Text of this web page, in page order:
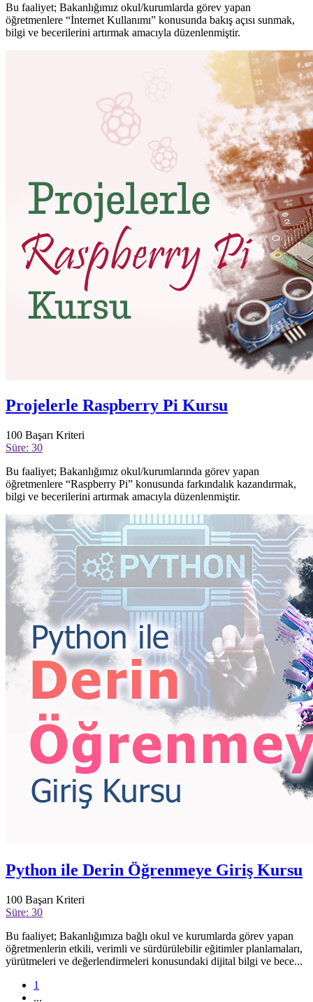
Bu faaliyet; Bakanlığımız okul/kurumlarda görev yapan
öğretmenlere “İnternet Kullanımı” konusunda bakış açısı sunmak,
bilgi ve becerilerini artırmak amacıyla düzenlenmiştir.
Projelerle Raspberry Pi Kursu
100 Başarı Kriteri
Süre: 30
Bu faaliyet; Bakanlığımız okul/kurumlarında görev yapan
öğretmenlere “Raspberry Pi” konusunda farkındalık kazandırmak,
bilgi ve becerilerini artırmak amacıyla düzenlenmiştir.
Python ile Derin Öğrenmeye Giriş Kursu
100 Başarı Kriteri
Süre: 30
Bu faaliyet; Bakanlığımıza bağlı okul ve kurumlarda görev yapan
öğretmenlerin etkili, verimli ve sürdürülebilir eğitimler planlamaları,
yürütmeleri ve değerlendirmeleri konusundaki dijital bilgi ve bece...
1
...